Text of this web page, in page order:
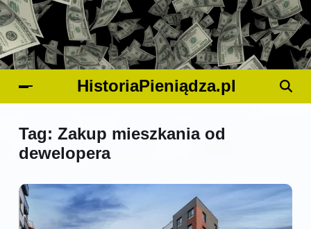
HistoriaPieniądza.pl
Tag: Zakup mieszkania od
dewelopera